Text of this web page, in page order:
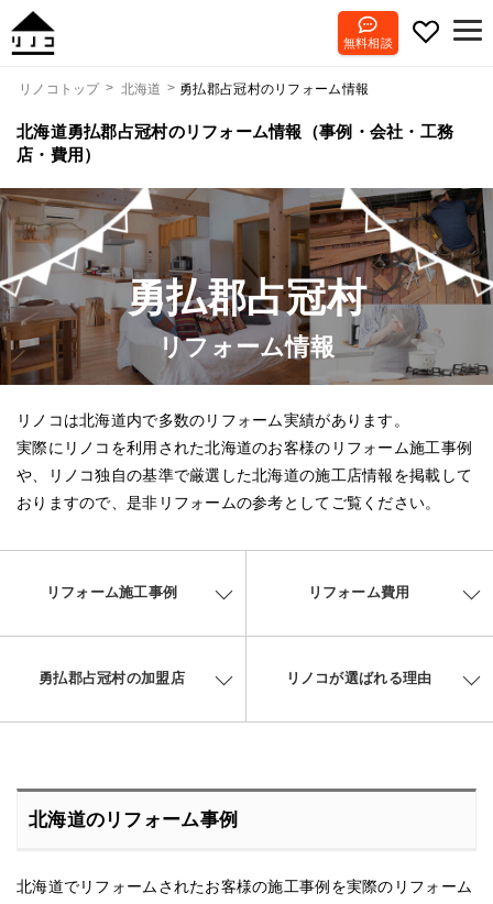
無料相談
リノコトップ 北海道 勇払郡占冠村のリフォーム情報
北海道勇払郡占冠村のリフォーム情報（事例・会社・工務
店・費用）
勇払郡占冠村
リフォーム情報
リノコは北海道内で多数のリフォーム実績があります。
実際にリノコを利用された北海道のお客様のリフォーム施工事例
や、リノコ独自の基準で厳選した北海道の施工店情報を掲載して
おりますので、是非リフォームの参考としてご覧ください。
リフォーム施工事例 リフォーム費用
勇払郡占冠村の加盟店 リノコが選ばれる理由
北海道のリフォーム事例
北海道でリフォームされたお客様の施工事例を実際のリフォーム